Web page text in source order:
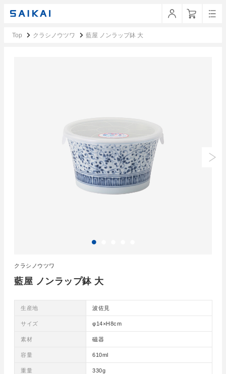
Top クラシノウツワ 藍屋 ノンラップ鉢 大
藍屋 ノンラップ鉢 大
クラシノウツワ
生産地 波佐見
サイズ φ14×H8cm
素材 磁器
容量 610ml
重量 330g